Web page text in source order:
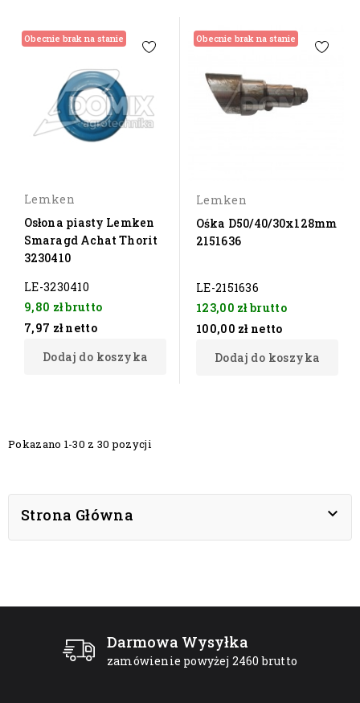
Obecnie brak na stanie
Lemken
Osłona piasty Lemken
Smaragd Achat Thorit
3230410
LE-3230410
9,80 złbrutto
7,97 zł netto
Dodaj do koszyka
Obecnie brak na stanie
Lemken
Ośka D50/40/30x128mm
2151636
LE-2151636
123,00 złbrutto
100,00 zł netto
Dodaj do koszyka
Pokazano 1-30 z 30 pozycji
Strona Główna 
Darmowa Wysyłka
zamówienie powyżej 2460 brutto